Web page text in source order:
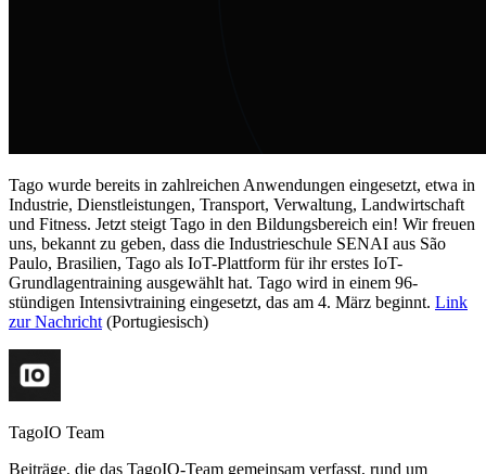
Tago wurde bereits in zahlreichen Anwendungen eingesetzt, etwa in
Industrie, Dienstleistungen, Transport, Verwaltung, Landwirtschaft
und Fitness. Jetzt steigt Tago in den Bildungsbereich ein! Wir freuen
uns, bekannt zu geben, dass die Industrieschule SENAI aus São
Paulo, Brasilien, Tago als IoT-Plattform für ihr erstes IoT-
Grundlagentraining ausgewählt hat. Tago wird in einem 96-
stündigen Intensivtraining eingesetzt, das am 4. März beginnt. Link
zur Nachricht (Portugiesisch)
TagoIO Team
Beiträge, die das TagoIO-Team gemeinsam verfasst, rund um